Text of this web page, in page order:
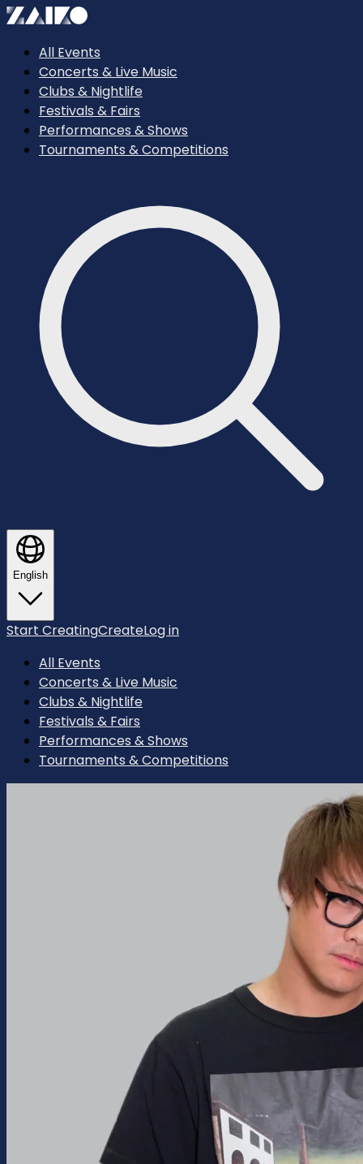
All Events
Concerts & Live Music
Clubs & Nightlife
Festivals & Fairs
Performances & Shows
Tournaments & Competitions
English
Start CreatingCreateLog in
All Events
Concerts & Live Music
Clubs & Nightlife
Festivals & Fairs
Performances & Shows
Tournaments & Competitions